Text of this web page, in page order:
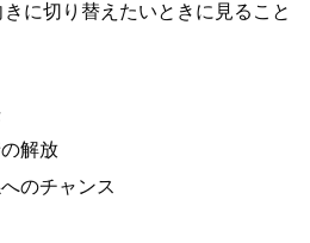
に切り替えたいときに見ること
解放
のチャンス